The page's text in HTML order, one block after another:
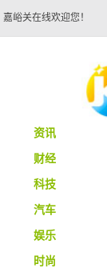
嘉峪关在线欢迎您！
资讯
财经
科技
汽车
娱乐
时尚